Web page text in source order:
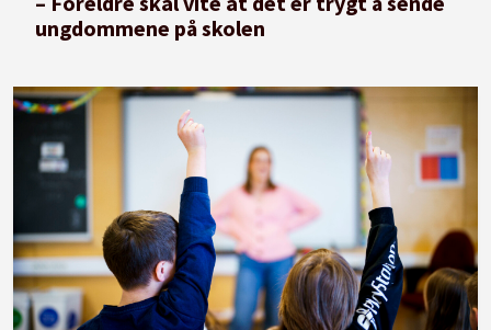
ungdommene på skolen